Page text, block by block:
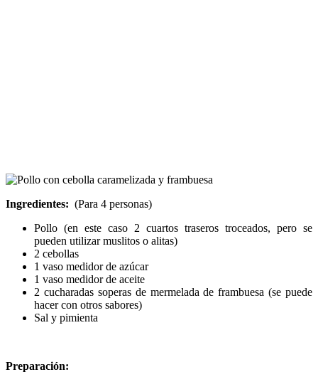
Ingredientes: (Para 4 personas)
Pollo (en este caso 2 cuartos traseros troceados, pero se
pueden utilizar muslitos o alitas)
2 cebollas
1 vaso medidor de azúcar
1 vaso medidor de aceite
2 cucharadas soperas de mermelada de frambuesa (se puede
hacer con otros sabores)
Sal y pimienta
Preparación: